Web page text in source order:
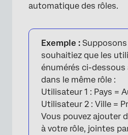
automatique des rôles.
Exemple :
souhaitiez que les
énumérés ci-
dans le même rôle :
Utilisateur 1 : Pays =
Utilisateur 2 : Ville =
Vous pouvez ajouter
à votre rôle, jointes